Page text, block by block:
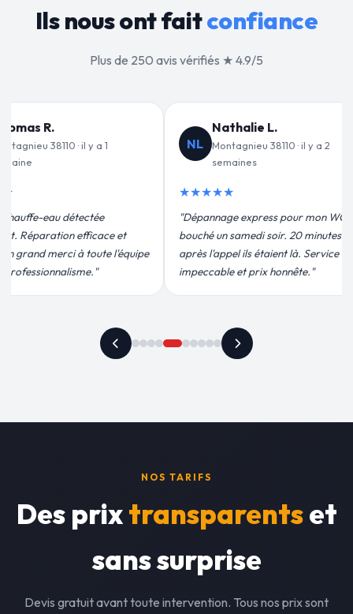
Ils nous ont faitconfiance
Plus de 250 avis vérifiés ★ 4.9/5
L.
38110 · il y a 2
pour mon WC
soir. 20 minutes
étaient là. Service
prix honnête."
JF
Jean-François C.
Montagnieu 38110 · il y a 3
semaines
★★★★★
"Remplacement de mon chauffe-eau en
moins de 2h. Équipe très pro, devis
conforme, chantier propre. Je
recommande vivement."
NOS TARIFS
Des prixtransparentset
sans surprise
Devis gratuit avant toute intervention. Tous nos prix sont